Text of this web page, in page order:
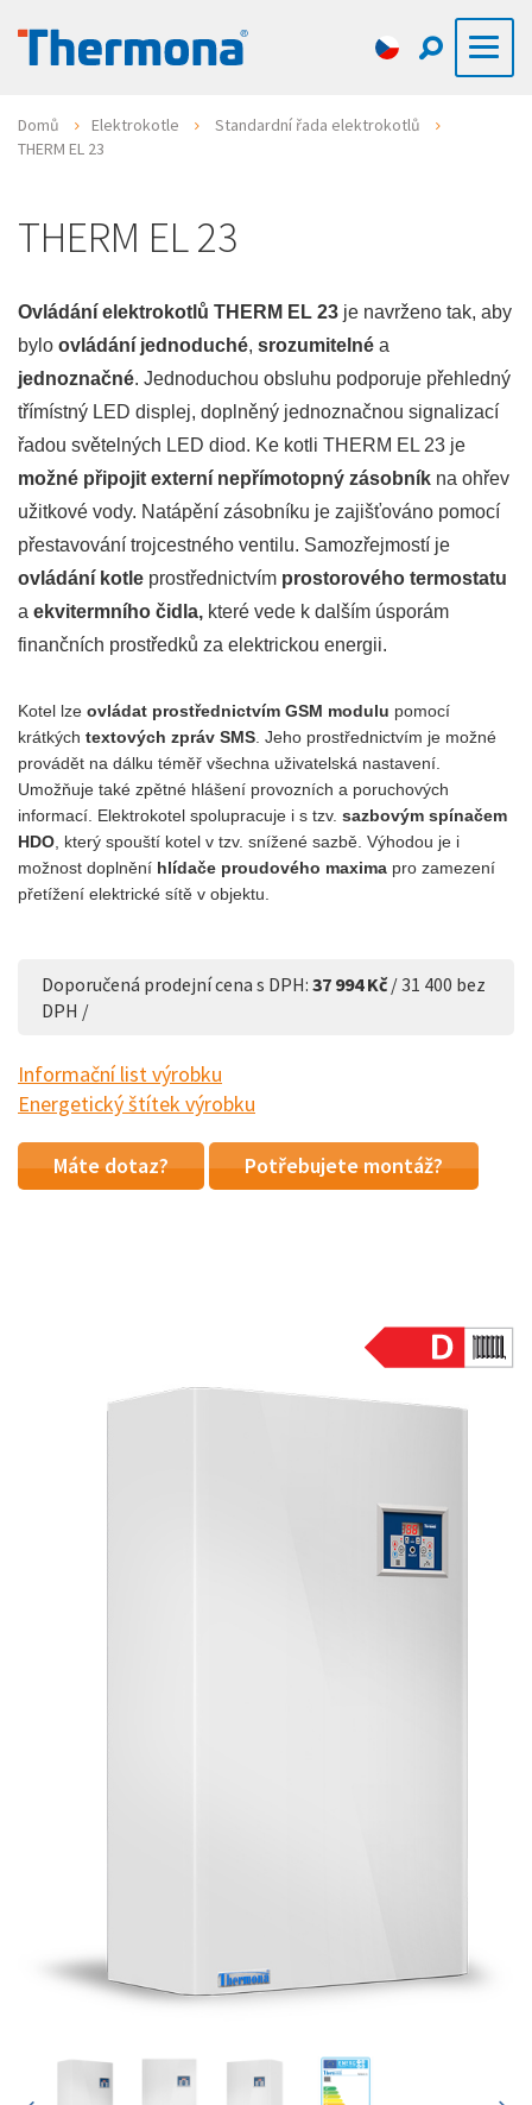
Domů Elektrokotle
Standardní řada elektrokotlů
THERM EL 23
THERM EL 23
Ovládání elektrokotlů THERM EL 23 je navrženo tak, aby
bylo ovládání jednoduché, srozumitelné a
jednoznačné. Jednoduchou obsluhu podporuje přehledný
třímístný LED displej, doplněný jednoznačnou signalizací
řadou světelných LED diod. Ke kotli THERM EL 23 je
možné připojit externí nepřímotopný zásobník na ohřev
užitkové vody. Natápění zásobníku je zajišťováno pomocí
přestavování trojcestného ventilu. Samozřejmostí je
ovládání kotle prostřednictvím prostorového termostatu
a ekvitermního čidla, které vede k dalším úsporám
finančních prostředků za elektrickou energii.
Kotel lze ovládat prostřednictvím GSM modulu pomocí
krátkých textových zpráv SMS . Jeho prostřednictvím je možné
provádět na dálku téměř všechna uživatelská nastavení.
Umožňuje také zpětné hlášení provozních a poruchových
informací. Elektrokotel spolupracuje i s tzv. sazbovým spínačem
HDO , který spouští kotel v tzv. snížené sazbě. Výhodou je i
možnost doplnění hlídače proudového maxima pro zamezení
přetížení elektrické sítě v objektu.
Doporučená prodejní cena s DPH: 37 994 Kč/ 31 400 bez
DPH /
Informační list výrobku
Energetický štítek výrobku
Máte dotaz? Potřebujete montáž?